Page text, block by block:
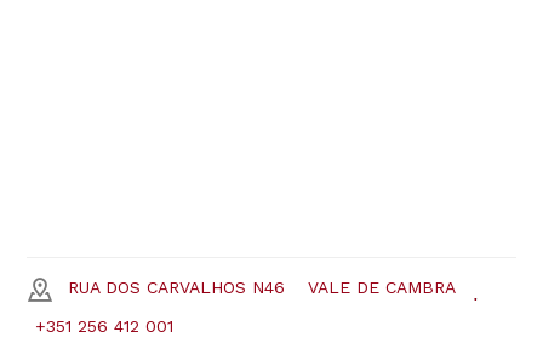
RUA DOS CARVALHOS N46 VALE DE CAMBRA
+351 256 412 001